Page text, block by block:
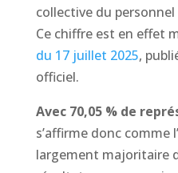
collective du
Ce chiffre est en effet
du 17 juillet 2025,
officiel.
Avec 70,05 % de
s’affirme donc comme
largement majoritaire